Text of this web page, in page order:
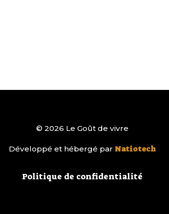
© 2026 Le Goût de vivre
Développé et hébergé par Natiotech
Politique de confidentialité